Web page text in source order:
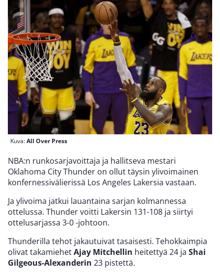
Kuva:All Over Press
NBA:n runkosarjavoittaja ja hallitseva mestari
Oklahoma City Thunder on ollut täysin ylivoimainen
konfernessivälierissä Los Angeles Lakersia vastaan.
Ja ylivoima jatkui lauantaina sarjan kolmannessa
ottelussa. Thunder voitti Lakersin 131-108 ja siirtyi
ottelusarjassa 3-0 -johtoon.
Thunderilla tehot jakautuivat tasaisesti. Tehokkaimpia
olivat takamiehetAjay Mitchellin heitettyä 24 ja Shai
Gilgeous-Alexanderin 23 pistettä.